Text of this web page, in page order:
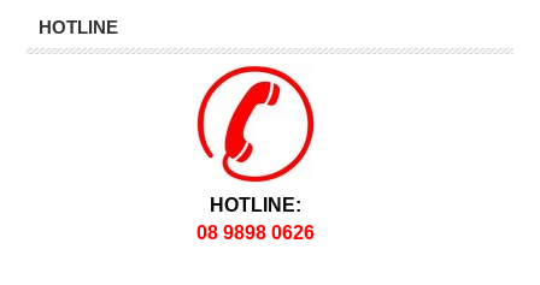
HOTLINE
HOTLINE:
08 9898 0626